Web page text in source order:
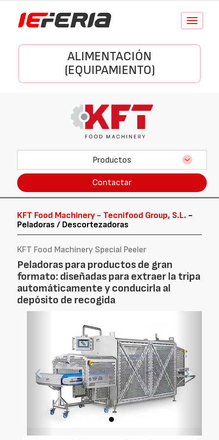
Conmutar
ALIMENTACIÓN
(EQUIPAMIENTO)
Productos
Contactar
KFT Food Machinery - Tecnifood Group, S.L. -
Peladoras / Descortezadoras
KFT Food Machinery Special Peeler
Peladoras para productos de gran
formato: diseñadas para extraer la tripa
automáticamente y conducirla al
depósito de recogida